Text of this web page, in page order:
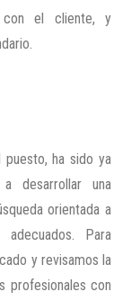
con el cliente, y
ha sido ya
desarrollar una
orientada a
Para
y revisamos la
profesionales con